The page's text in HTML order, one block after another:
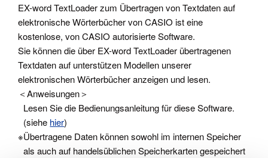
EX-word TextLoader zum Übertragen von Textdaten auf
elektronische Wörterbücher von CASIO ist eine
kostenlose, von CASIO autorisierte Software.
Sie können die über EX-word TextLoader übertragenen
Textdaten auf unterstützen Modellen unserer
elektronischen Wörterbücher anzeigen und lesen.
＜Anweisungen＞
Lesen Sie die Bedienungsanleitung für diese Software.
(siehe hier)
※Übertragene Daten können sowohl im internen Speicher
als auch auf handelsüblichen Speicherkarten gespeichert